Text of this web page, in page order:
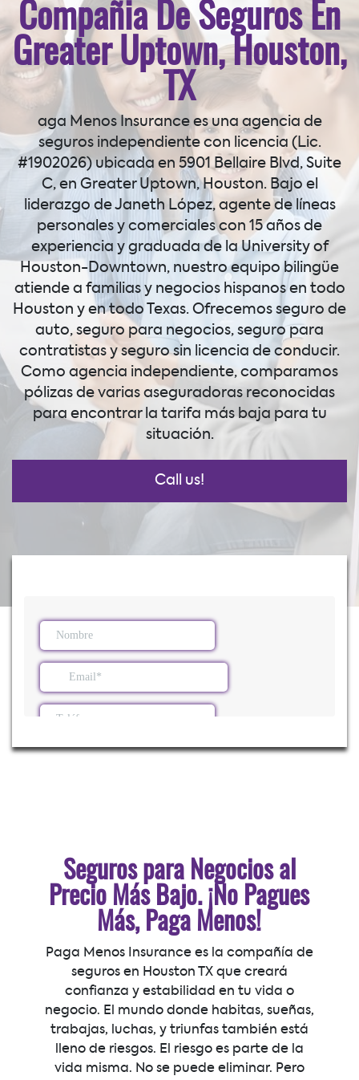
Compañia De Seguros En
Greater Uptown, Houston,
TX
aga Menos Insurance es una agencia de
seguros independiente con licencia (Lic.
#1902026) ubicada en 5901 Bellaire Blvd, Suite
C, en Greater Uptown, Houston. Bajo el
liderazgo de Janeth López, agente de líneas
personales y comerciales con 15 años de
experiencia y graduada de la University of
Houston-Downtown, nuestro equipo bilingüe
atiende a familias y negocios hispanos en todo
Houston y en todo Texas. Ofrecemos seguro de
auto, seguro para negocios, seguro para
contratistas y seguro sin licencia de conducir.
Como agencia independiente, comparamos
pólizas de varias aseguradoras reconocidas
para encontrar la tarifa más baja para tu
situación.
Call us!
Seguros para Negocios al
Precio Más Bajo. ¡No Pagues
Más, Paga Menos!
Paga Menos Insurance es la compañía de
seguros en Houston TX que creará
confianza y estabilidad en tu vida o
negocio. El mundo donde habitas, sueñas,
trabajas, luchas, y triunfas también está
lleno de riesgos. El riesgo es parte de la
vida misma. No se puede eliminar. Pero